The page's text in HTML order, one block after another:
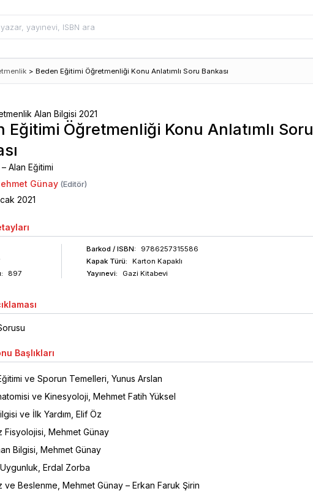
> Beden Eğitimi Öğretmenliği Konu Anlatımlı Soru Bankası
Alan Bilgisi 2021
Eğitimi Öğretmenliği Konu Anlatımlı Soru
Alan Eğitimi
Günay(Editör)
2021
: 897
Barkod / ISBN:
9786257315586
Kapak Türü:
Karton Kapaklı
Yayınevi:
Gazi Kitabevi
Başlıkları
ve Sporun Temelleri, Yunus Arslan
ve Kinesyoloji, Mehmet Fatih Yüksel
ve İlk Yardım, Elif Öz
Fisyolojisi, Mehmet Günay
Bilgisi, Mehmet Günay
Erdal Zorba
ve Beslenme, Mehmet Günay – Erkan Faruk Şirin